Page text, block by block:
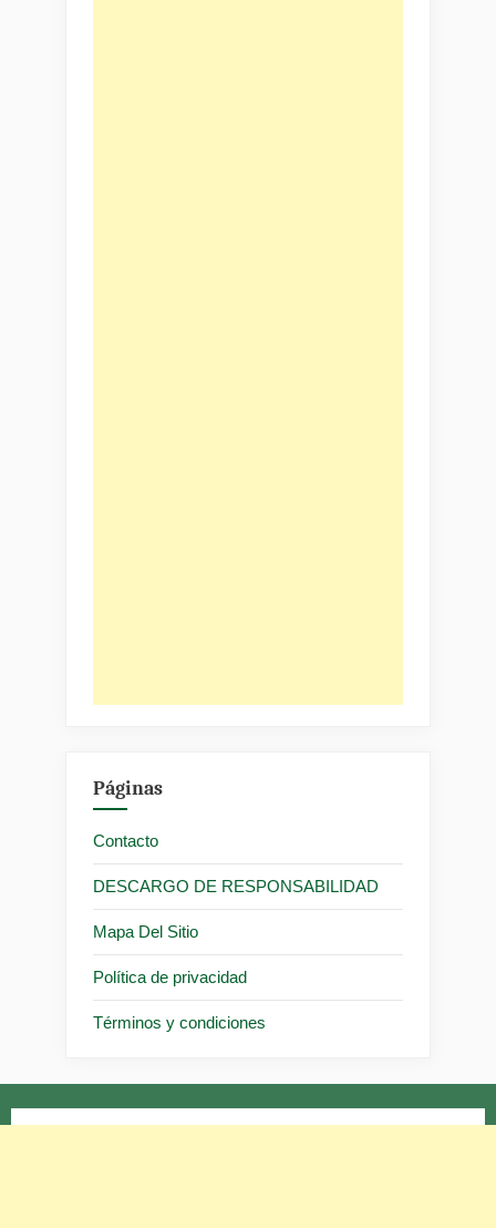
Páginas
Contacto
DESCARGO DE RESPONSABILIDAD
Mapa Del Sitio
Política de privacidad
Términos y condiciones